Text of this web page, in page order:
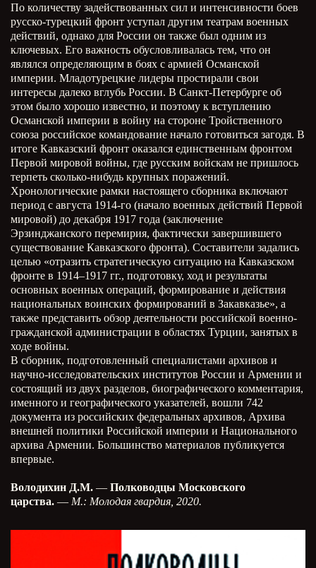
По количеству задействованных сил и интенсивности боев
русско-турецкий фронт уступал другим театрам военных
действий, однако для России он также был одним из
ключевых. Его важность обусловливалась тем, что он
являлся определяющим в боях с армией Османской
империи. Младотурецкие лидеры простирали свои
интересы далеко вглубь России. В Санкт-Петербурге об
этом было хорошо известно, и поэтому к вступлению
Османской империи в войну на стороне Тройственного
союза российское командование начало готовиться загодя. В
итоге Кавказский фронт оказался единственным фронтом
Первой мировой войны, где русским войскам не пришлось
терпеть сколько-нибудь крупных поражений.
Хронологические рамки настоящего сборника включают
период с августа 1914-го (начало военных действий Первой
мировой) до декабря 1917 года (заключение
Эрзинджанского перемирия, фактически завершившего
существование Кавказского фронта). Составители задались
целью «отразить стратегическую ситуацию на Кавказском
фронте в 1914–1917 гг., подготовку, ход и результаты
основных военных операций, формирование и действия
национальных воинских формирований в Закавказье», а
также представить обзор деятельности российской военно-
гражданской администрации в областях Турции, занятых в
ходе войны.
В сборник, подготовленный специалистами архивов и
научно-исследовательских институтов России и Армении и
состоящий из двух разделов, биографического комментария,
именного и географического указателей, вошли 742
документа из российских федеральных архивов, Архива
внешней политики Российской империи и Национального
архива Армении. Большинство материалов публикуется
впервые.
Володихин Д.М. — Полководцы Московского
царства. — М.: Молодая гвардия, 2020.